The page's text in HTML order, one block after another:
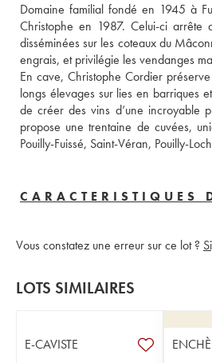
Domaine familial fondé en 1945 à
Christophe en 1987. Celui-ci
disséminées sur les coteaux du
engrais, et privilégie les vendanges
En cave, Christophe Cordier
longs élevages sur lies en barriques
de créer des vins d’une incroyable
propose une trentaine de cuvées,
Pouilly-Fuissé, Saint-Véran, Pouilly-
CARACTERISTIQUES
Vous constatez une erreur sur ce lot ?
LOTS SIMILAIRES
E-CAVISTE